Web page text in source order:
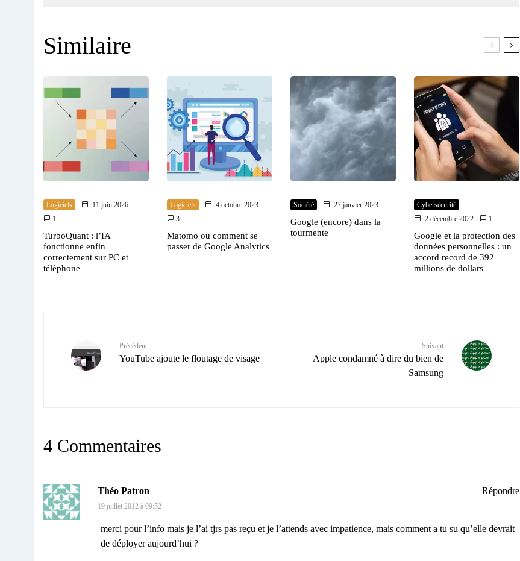
Similaire
Logiciels
11 juin 2026
1
TurboQuant : l’IA
fonctionne enfin
correctement sur PC et
téléphone
Logiciels
4 octobre 2023
3
Matomo ou comment se
passer de Google Analytics
Société 27 janvier 2023
Google (encore) dans la
tourmente
Cybersécurité
2 décembre 2022
1
Google et la protection des
données personnelles : un
accord record de 392
millions de dollars
Précédent
YouTube ajoute le floutage de visage
Suivant
Apple condamné à dire du bien de
Samsung
4 Commentaires
Théo Patron
19 juillet 2012 à 09:52
merci pour l’info mais je l’ai tjrs pas reçu et je l’attends avec impatience, mais comment a tu su qu’elle devrait
de déployer aujourd’hui ?
Répondre